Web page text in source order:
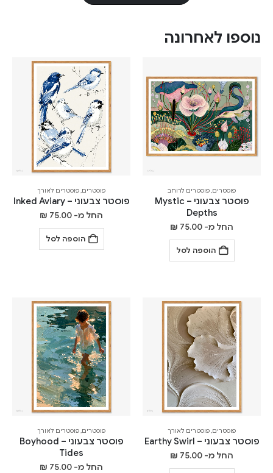
נוספו לאחרונה
פוסטרים,פוסטרים לרוחב
פוסטר צבעוני – Mystic
Depths
החל מ- ₪ 75.00
הוספה לסל
פוסטרים,פוסטרים לאורך
פוסטר צבעוני – Inked Aviary
החל מ- ₪ 75.00
הוספה לסל
פוסטרים,פוסטרים לאורך
פוסטר צבעוני – Earthy Swirl
החל מ- ₪ 75.00
פוסטרים,פוסטרים לאורך
פוסטר צבעוני – Boyhood
Tides
החל מ- ₪ 75.00